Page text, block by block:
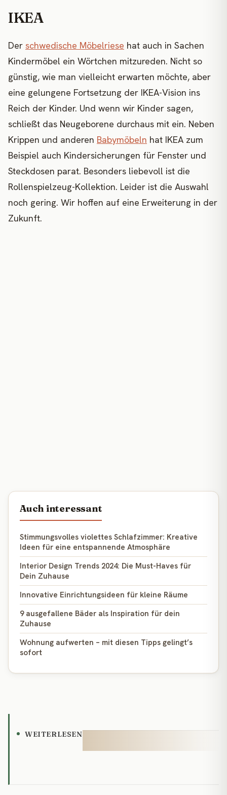
IKEA
Der schwedische Möbelriese hat auch in Sachen
Kindermöbel ein Wörtchen mitzureden. Nicht so
günstig, wie man vielleicht erwarten möchte, aber
eine gelungene Fortsetzung der IKEA-Vision ins
Reich der Kinder. Und wenn wir Kinder sagen,
schließt das Neugeborene durchaus mit ein. Neben
Krippen und anderen Babymöbeln hat IKEA zum
Beispiel auch Kindersicherungen für Fenster und
Steckdosen parat. Besonders liebevoll ist die
Rollenspielzeug-Kollektion. Leider ist die Auswahl
noch gering. Wir hoffen auf eine Erweiterung in der
Zukunft.
Auch interessant
Stimmungsvolles violettes Schlafzimmer: Kreative
Ideen für eine entspannende Atmosphäre
Interior Design Trends 2024: Die Must-Haves für
Dein Zuhause
Innovative Einrichtungsideen für kleine Räume
9 ausgefallene Bäder als Inspiration für dein
Zuhause
Wohnung aufwerten – mit diesen Tipps gelingt’s
sofort
WEITERLESEN